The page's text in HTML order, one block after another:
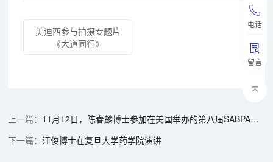
电话
留言
美迪西参与拍摄专题片
《大道同行》
11月12日，陈春麟博士参加在美国举办的第八届SABPA论坛
汪俊博士在复旦大学药学院演讲